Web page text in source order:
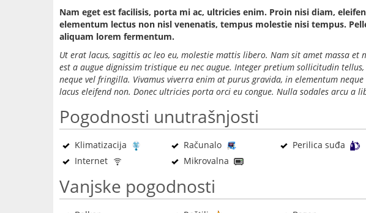
Nam eget est facilisis, porta mi ac, ultricies enim. Proin nisi diam,
elementum lectus non nisl venenatis, tempus molestie nisi tempus.
aliquam lorem fermentum.
Ut erat lacus, sagittis ac leo eu, molestie mattis libero. Nam sit amet massa
est a augue dignissim tristique eu nec augue. Integer pretium sollicitudin
neque vel fringilla. Vivamus viverra enim at purus gravida, in elementum
lacus eleifend non. Donec ultricies porta orci eu congue. Nulla sodales arcu a
Pogodnosti unutrašnjosti
Klimatizacija Računalo Perilica suđa
Internet
Mikrovalna
Vanjske pogodnosti